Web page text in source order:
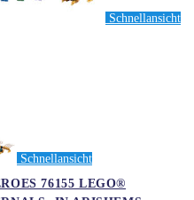
Schnellansicht
Schnellansicht
76155 LEGO®